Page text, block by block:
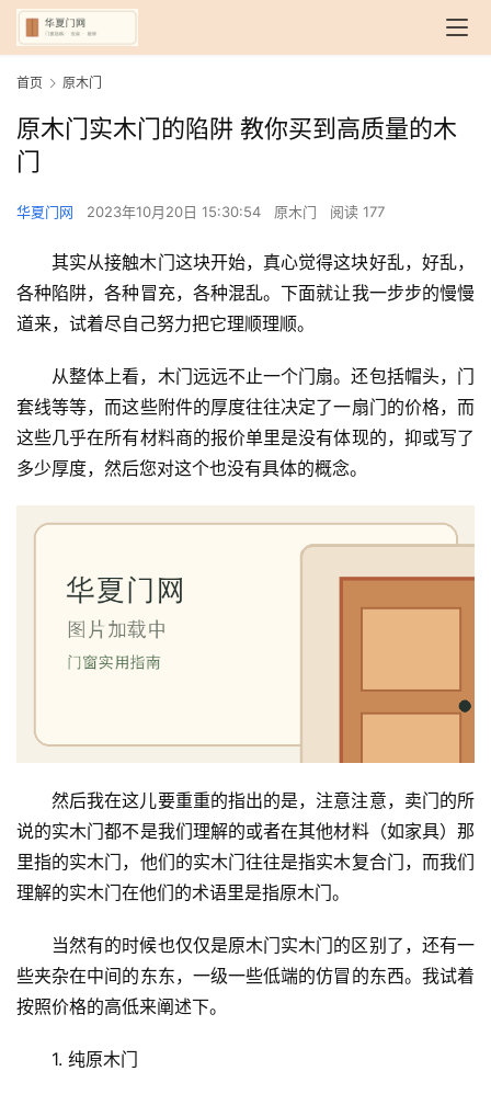
首页 原木门
原木门实木门的陷阱 教你买到高质量的木
门
华夏门网 2023年10月20日 15:30:54 原木门 阅读 177
其实从接触木门这块开始，真心觉得这块好乱，好乱，
各种陷阱，各种冒充，各种混乱。下面就让我一步步的慢慢
道来，试着尽自己努力把它理顺理顺。
从整体上看，木门远远不止一个门扇。还包括帽头，门
套线等等，而这些附件的厚度往往决定了一扇门的价格，而
这些几乎在所有材料商的报价单里是没有体现的，抑或写了
多少厚度，然后您对这个也没有具体的概念。
然后我在这儿要重重的指出的是，注意注意，卖门的所
说的实木门都不是我们理解的或者在其他材料（如家具）那
里指的实木门，他们的实木门往往是指实木复合门，而我们
理解的实木门在他们的术语里是指原木门。
当然有的时候也仅仅是原木门实木门的区别了，还有一
些夹杂在中间的东东，一级一些低端的仿冒的东西。我试着
按照价格的高低来阐述下。
1. 纯原木门